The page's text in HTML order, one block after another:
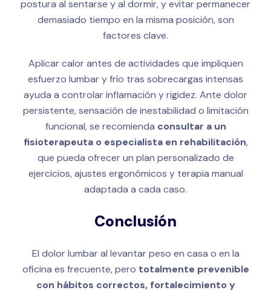
postura al sentarse y al dormir, y evitar permanecer
demasiado tiempo en la misma posición, son
factores clave.
Aplicar calor antes de actividades que impliquen
esfuerzo lumbar y frío tras sobrecargas intensas
ayuda a controlar inflamación y rigidez. Ante dolor
persistente, sensación de inestabilidad o limitación
funcional, se recomienda consultar a un
fisioterapeuta o especialista en rehabilitación,
que pueda ofrecer un plan personalizado de
ejercicios, ajustes ergonómicos y terapia manual
adaptada a cada caso.
Conclusión
El dolor lumbar al levantar peso en casa o en la
oficina es frecuente, pero totalmente prevenible
con hábitos correctos, fortalecimiento y